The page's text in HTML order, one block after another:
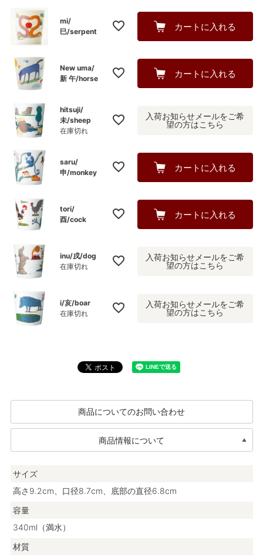
mi/
巳/serpent
カートに入れる
New uma/
新 午/horse
カートに入れる
hitsuji/
未/sheep
在庫切れ
入荷お知らせメールをご希
望の方はこちら
saru/
申/monkey
カートに入れる
tori/
酉/cock
カートに入れる
inu/戌/dog
在庫切れ
入荷お知らせメールをご希
望の方はこちら
i/亥/boar
在庫切れ
入荷お知らせメールをご希
望の方はこちら
商品についてのお問い合わせ
商品情報について
サイズ
高さ9.2cm、口径8.7cm、底部の直径6.8cm
容量
340ml（満水）
材質